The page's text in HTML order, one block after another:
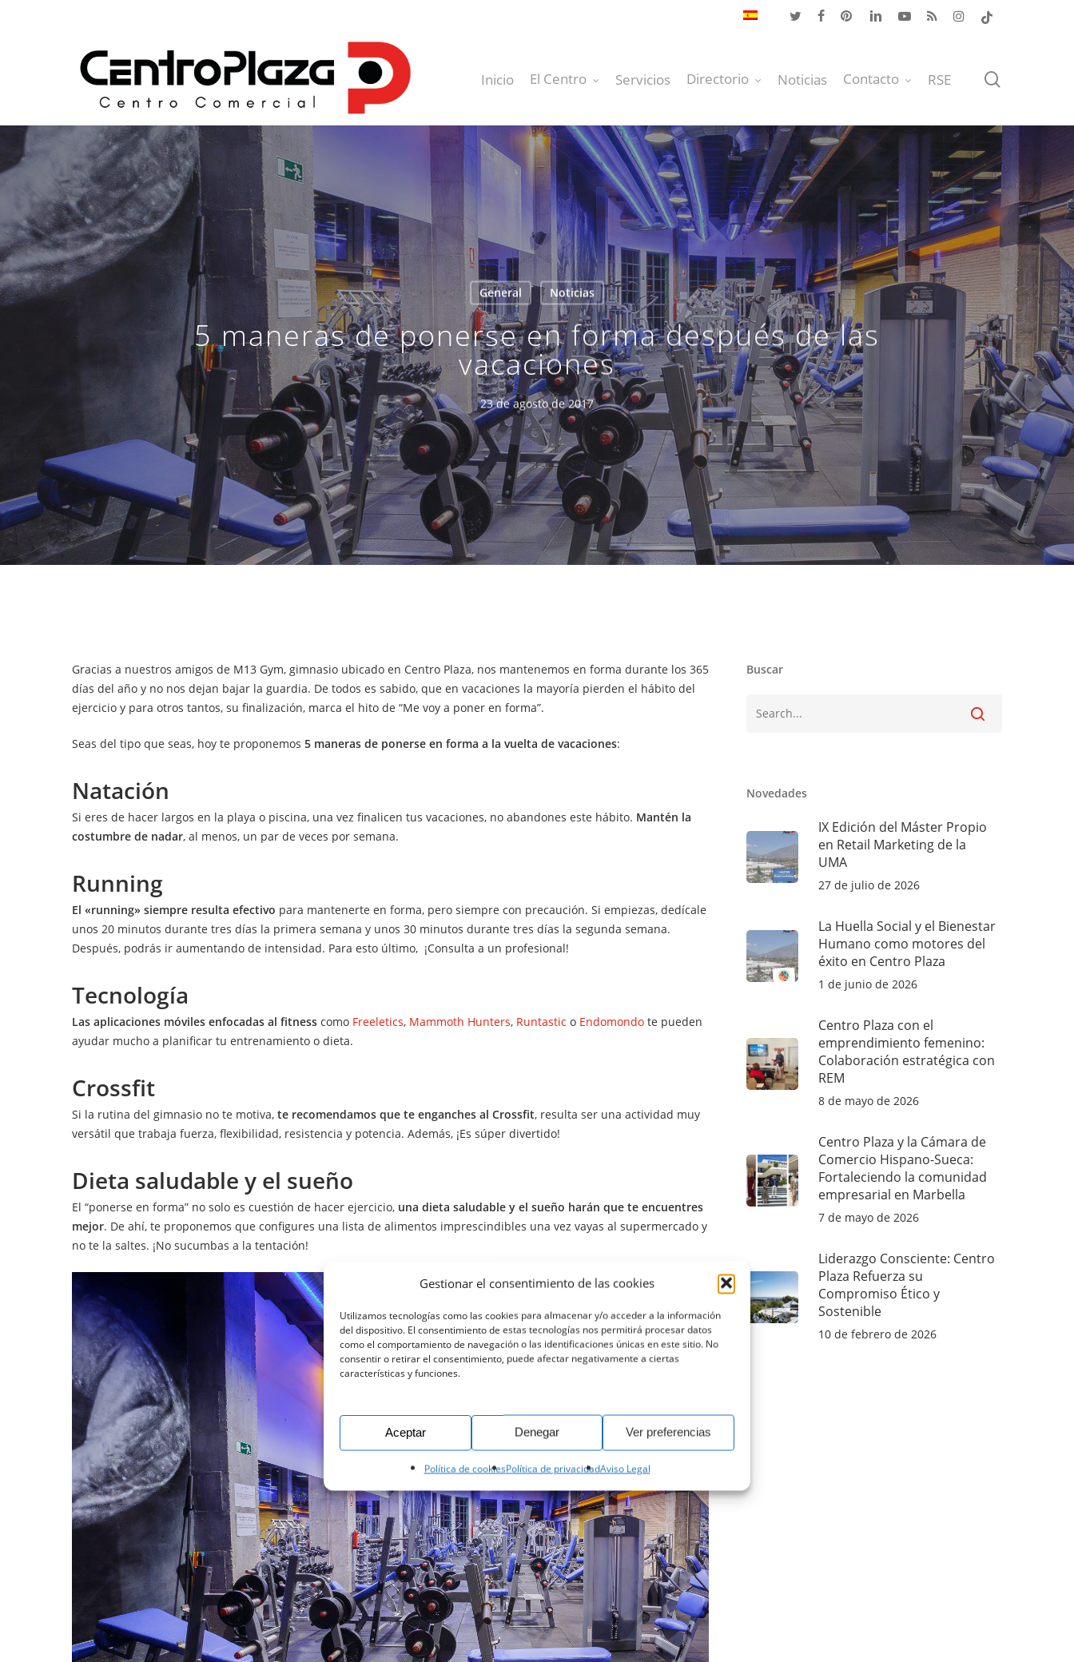
Gestionar el consentimiento de las cookies
Utilizamos tecnologías como las cookies para almacenar y/o acceder a la información
del dispositivo. El consentimiento de estas tecnologías nos permitirá procesar datos
como el comportamiento de navegación o las identificaciones únicas en este sitio. No
consentir o retirar el consentimiento, puede afectar negativamente a ciertas
características y funciones.
Aceptar Denegar Ver preferencias
Política de cookiesPolítica de privacidadAviso Legal
twitter facebookpinterestlinkedinyoutubeRSS instagram
tiktok
Hit enter to search or ESC to close
Inicio El Centro Servicios Directorio Noticias Contacto RSE
General Noticias
5 maneras de ponerse en forma después de las
vacaciones
23 de agosto de 2017
Gracias a nuestros amigos de M13 Gym, gimnasio ubicado en Centro Plaza, nos mantenemos en forma durante los 365
días del año y no nos dejan bajar la guardia. De todos es sabido, que en vacaciones la mayoría pierden el hábito del
ejercicio y para otros tantos, su finalización, marca el hito de “Me voy a poner en forma”.
Seas del tipo que seas, hoy te proponemos 5 maneras de ponerse en forma a la vuelta de vacaciones:
Natación
Si eres de hacer largos en la playa o piscina, una vez finalicen tus vacaciones, no abandones este hábito. Mantén la
costumbre de nadar, al menos, un par de veces por semana.
Running
El «running» siempre resulta efectivo para mantenerte en forma, pero siempre con precaución. Si empiezas, dedícale
unos 20 minutos durante tres días la primera semana y unos 30 minutos durante tres días la segunda semana.
Después, podrás ir aumentando de intensidad. Para esto último, ¡Consulta a un profesional!
Tecnología
Las aplicaciones móviles enfocadas al fitness como Freeletics, Mammoth Hunters, Runtastic o Endomondo te pueden
ayudar mucho a planificar tu entrenamiento o dieta.
Crossfit
Si la rutina del gimnasio no te motiva, te recomendamos que te enganches al Crossfit, resulta ser una actividad muy
versátil que trabaja fuerza, flexibilidad, resistencia y potencia. Además, ¡Es súper divertido!
Dieta saludable y el sueño
El “ponerse en forma” no solo es cuestión de hacer ejercicio, una dieta saludable y el sueño harán que te encuentres
mejor. De ahí, te proponemos que configures una lista de alimentos imprescindibles una vez vayas al supermercado y
no te la saltes. ¡No sucumbas a la tentación!
Buscar
Novedades
IX Edición del Máster Propio
en Retail Marketing de la
UMA
27 de julio de 2026
La Huella Social y el Bienestar
Humano como motores del
éxito en Centro Plaza
1 de junio de 2026
Centro Plaza con el
emprendimiento femenino:
Colaboración estratégica con
REM
8 de mayo de 2026
Centro Plaza y la Cámara de
Comercio Hispano-Sueca:
Fortaleciendo la comunidad
empresarial en Marbella
7 de mayo de 2026
Liderazgo Consciente: Centro
Plaza Refuerza su
Compromiso Ético y
Sostenible
10 de febrero de 2026